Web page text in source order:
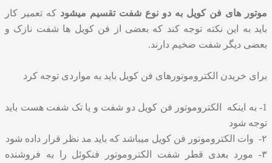
موتور های فن کویل به دو نوع شفت تقسیم میشود که تعمیر کار
باید به این نکته توجه کند که بعضی از فن کویل ها شفت نازک و
بعضی دیگر شفت ضخیم دارند.
برای خریدن الکتروموتورهای فن کویل باید به مواردی توجه کرد
1- به اینکه الکتروموتور فن کویل دو شفت و یا تک شفت هست باید
توجه شود
۲- وات الکتروموتور فن کویل میباشد که باید مد نظر قرار داده شود
۳- مورد بعدی قطر شفت الکتروموتور فنکوئل را به فروشنده